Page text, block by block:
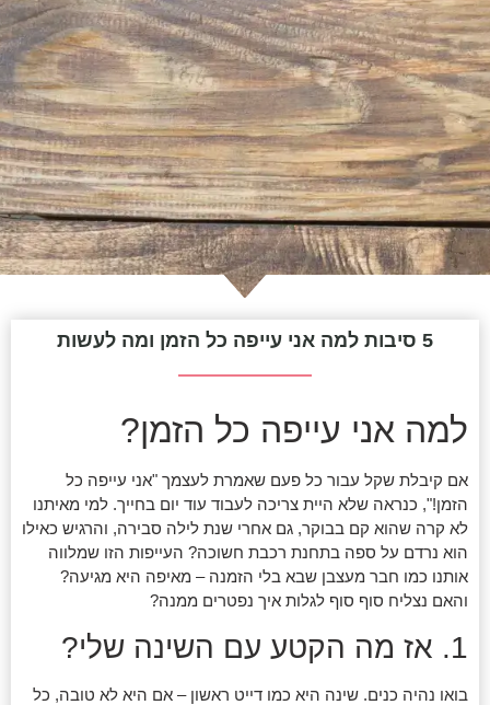
5 סיבות למה אני עייפה כל הזמן ומה לעשות
למה אני עייפה כל הזמן?
אם קיבלת שקל עבור כל פעם שאמרת לעצמך "אני עייפה כל
הזמן!", כנראה שלא היית צריכה לעבוד עוד יום בחייך. למי מאיתנו
לא קרה שהוא קם בבוקר, גם אחרי שנת לילה סבירה, והרגיש כאילו
הוא נרדם על ספה בתחנת רכבת חשוכה? העייפות הזו שמלווה
אותנו כמו חבר מעצבן שבא בלי הזמנה – מאיפה היא מגיעה?
והאם נצליח סוף סוף לגלות איך נפטרים ממנה?
1. אז מה הקטע עם השינה שלי?
בואו נהיה כנים. שינה היא כמו דייט ראשון – אם היא לא טובה, כל